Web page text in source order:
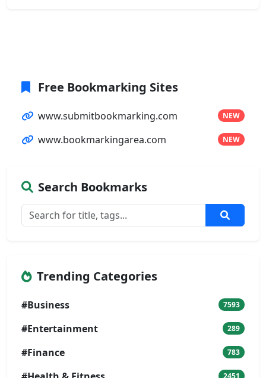
Free Bookmarking Sites
www.submitbookmarking.com NEW
www.bookmarkingarea.com NEW
Search Bookmarks
Trending Categories
#Business 7593
#Entertainment 289
#Finance 783
2451